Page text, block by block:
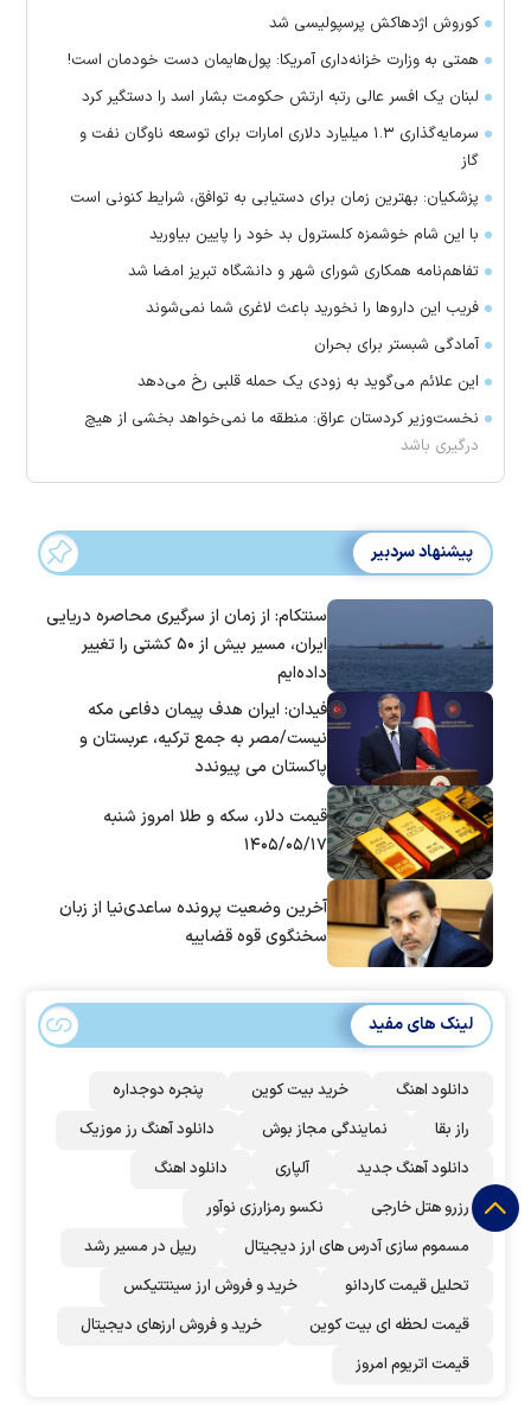
کوروش اژدهاکش پرسپولیسی شد
همتی به وزارت خزانه‌داری آمریکا: پول‌هایمان دست خودمان است!
لبنان یک افسر عالی رتبه ارتش حکومت بشار اسد را دستگیر کرد
سرمایه‌گذاری ۱.۳ میلیارد دلاری امارات برای توسعه ناوگان نفت و
گاز
پزشکیان: بهترین زمان برای دستیابی به توافق، شرایط کنونی است
با این شام خوشمزه کلسترول بد خود را پایین بیاورید
تفاهم‌نامه همکاری شورای شهر و دانشگاه تبریز امضا شد
فریب این دارو‌ها را نخورید باعث لاغری شما نمی‌شوند
آمادگی شبستر برای بحران
این علائم می‌گوید به زودی یک حمله قلبی رخ می‌دهد
نخست‌وزیر کردستان عراق: منطقه ما نمی‌خواهد بخشی از هیچ
درگیری باشد
پیشنهاد سردبیر
سنتکام: از زمان از سرگیری محاصره دریایی
ایران، مسیر بیش از ۵۰ کشتی را تغییر
داده‌ایم
فیدان: ایران هدف پیمان دفاعی مکه
نیست/مصر به جمع ترکیه، عربستان و
پاکستان می پیوندد
قیمت دلار، سکه و طلا امروز شنبه
۱۴۰۵/۰۵/۱۷
آخرین وضعیت پرونده ساعدی‌نیا از زبان
سخنگوی قوه قضاییه
لینک های مفید
دانلود اهنگ خرید بیت کوین
پنجره دوجداره
راز بقا
نمایندگی مجاز بوش
دانلود آهنگ رز‌ موزیک
دانلود آهنگ جدید
آلپاری
دانلود اهنگ
رزرو هتل خارجی
نکسو رمزارزی نوآور
مسموم سازی آدرس های ارز دیجیتال
ریپل در مسیر رشد
تحلیل قیمت کاردانو
خرید و فروش ارز سینتتیکس
قیمت لحظه ای بیت کوین
خرید و فروش ارزهای دیجیتال
قیمت اتریوم امروز